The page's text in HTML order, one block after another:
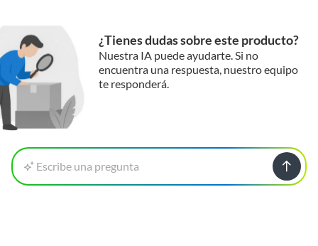
¿Tienes dudas sobre este producto?
Nuestra IA puede ayudarte. Si no
encuentra una respuesta, nuestro equipo
te responderá.
Escribe una pregunta